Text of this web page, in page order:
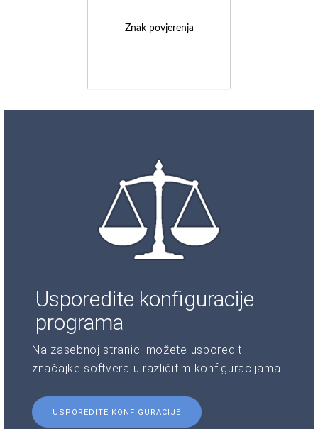
Znak povjerenja
Usporedite konfiguracije
programa
Na zasebnoj stranici možete usporediti
značajke softvera u različitim konfiguracijama.
USPOREDITE KONFIGURACIJE